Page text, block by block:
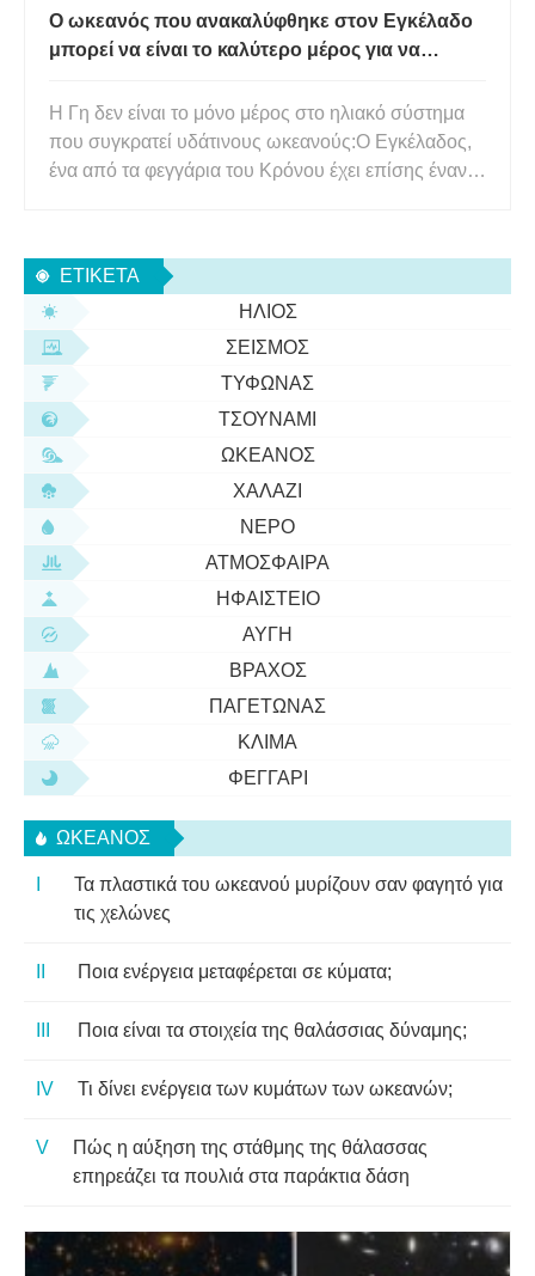
Ο ωκεανός που ανακαλύφθηκε στον Εγκέλαδο
μπορεί να είναι το καλύτερο μέρος για να
Η Γη δεν είναι το μόνο μέρος στο ηλιακό σύστημα
που συγκρατεί υδάτινους ωκεανούς:Ο Εγκέλαδος,
ένα από τα φεγγάρια του Κρόνου έχει επίσης έναν
συναρπαστικό μέρος για να βρει κανείς εξωγήινη
ζωή – όχι μόνο
ΕΤΙΚΈΤΑ
ΉΛΙΟΣ
ΣΕΙΣΜΌΣ
ΤΥΦΏΝΑΣ
ΤΣΟΥΝΆΜΙ
ΩΚΕΑΝΌΣ
ΧΑΛΆΖΙ
ΝΕΡΌ
ΑΤΜΌΣΦΑΙΡΑ
ΗΦΑΊΣΤΕΙΟ
ΑΥΓΉ
ΒΡΆΧΟΣ
ΠΑΓΕΤΏΝΑΣ
ΚΛΊΜΑ
ΦΕΓΓΆΡΙ
ΩΚΕΑΝΌΣ
Τα πλαστικά του ωκεανού μυρίζουν σαν φαγητό για
τις χελώνες
Ποια ενέργεια μεταφέρεται σε κύματα;
Ποια είναι τα στοιχεία της θαλάσσιας δύναμης;
Τι δίνει ενέργεια των κυμάτων των ωκεανών;
Πώς η αύξηση της στάθμης της θάλασσας
επηρεάζει τα πουλιά στα παράκτια δάση